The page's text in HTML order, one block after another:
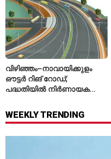
വിഴിഞ്ഞം–നാവായിക്കുളം
ഔട്ടർ റിങ് റോഡ്;
പദ്ധതിയിൽ നിർണായക
വിശദീകരണം
WEEKLY TRENDING